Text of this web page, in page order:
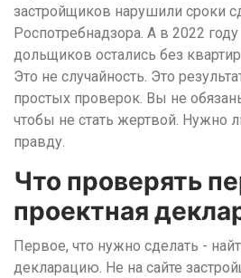
застройщиков нарушили сроки
Роспотребнадзора. А в 2022
дольщиков остались без
Это не случайность. Это
простых проверок. Вы не
чтобы не стать жертвой. Нужно
правду.
Что проверять
проектная
Первое, что нужно сделать -
декларацию. Не на сайте